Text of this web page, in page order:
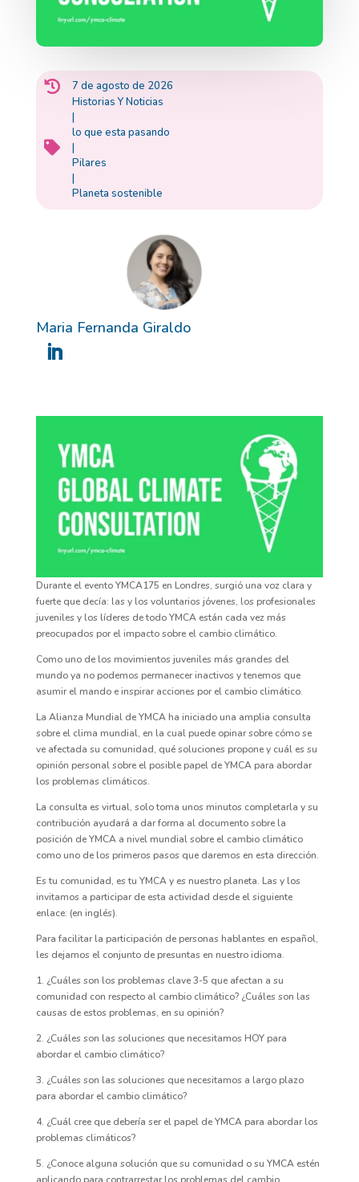
 7 de agosto de 2026

Historias Y Noticias
|
lo que esta pasando
|
Pilares
|
Planeta sostenible
Maria Fernanda Giraldo
Durante el evento YMCA175 en Londres, surgió una voz clara y
fuerte que decía: las y los voluntarios jóvenes, los profesionales
juveniles y los líderes de todo YMCA están cada vez más
preocupados por el impacto sobre el cambio climático.
Como uno de los movimientos juveniles más grandes del
mundo ya no podemos permanecer inactivos y tenemos que
asumir el mando e inspirar acciones por el cambio climático.
La Alianza Mundial de YMCA ha iniciado una amplia consulta
sobre el clima mundial, en la cual puede opinar sobre cómo se
ve afectada su comunidad, qué soluciones propone y cuál es su
opinión personal sobre el posible papel de YMCA para abordar
los problemas climáticos.
La consulta es virtual, solo toma unos minutos completarla y su
contribución ayudará a dar forma al documento sobre la
posición de YMCA a nivel mundial sobre el cambio climático
como uno de los primeros pasos que daremos en esta dirección.
Es tu comunidad, es tu YMCA y es nuestro planeta. Las y los
invitamos a participar de esta actividad desde el siguiente
enlace: (en inglés).
Para facilitar la participación de personas hablantes en español,
les dejamos el conjunto de presuntas en nuestro idioma.
1. ¿Cuáles son los problemas clave 3-5 que afectan a su
comunidad con respecto al cambio climático? ¿Cuáles son las
causas de estos problemas, en su opinión?
2. ¿Cuáles son las soluciones que necesitamos HOY para
abordar el cambio climático?
3. ¿Cuáles son las soluciones que necesitamos a largo plazo
para abordar el cambio climático?
4. ¿Cuál cree que debería ser el papel de YMCA para abordar los
problemas climáticos?
5. ¿Conoce alguna solución que su comunidad o su YMCA estén
aplicando para contrarrestar los problemas del cambio